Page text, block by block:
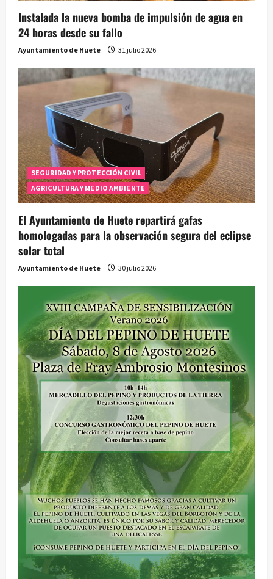
Instalada la nueva bomba de impulsión de agua en
24 horas desde su fallo
Ayuntamiento de Huete 31 julio 2026
SEGURIDAD Y PROTECCIÓN CIVIL
AGRICULTURA Y MEDIO AMBIENTE
El Ayuntamiento de Huete repartirá gafas
homologadas para la observación segura del eclipse
solar total
Ayuntamiento de Huete 30 julio 2026